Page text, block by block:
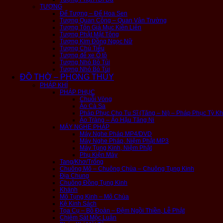
TƯỢNG
Đế Tượng – Đế Hoa Sen
Tượng Quan Công – Quan Vân Trường
Tượng Tôn Giả Mục Kiền Liên
Tượng Phật Mật Tông
Tượng Kim Đồng Ngọc Nữ
Tượng Chú Tiểu
Tượng để xe Ô tô
Tượng Nhỏ Bỏ Túi
Tượng Nhỏ Bỏ Túi
ĐỒ THỜ – PHONG THỦY
PHÁP KHÍ
PHÁP PHỤC
Chuỗi Vòng
Áo Cà Sa
Pháp Phục Cho Tu Sĩ (Tăng – Ni) – Pháp Phục Tỳ
Áo Tràng – Áo Hậu Tăng Ni
MÁY NGHE PHÁP
Máy Nghe Pháp MP4/DVD
Máy Nghe Pháp, Niệm Phật MP3
Máy Tụng Kinh, Niệm Phật
Phụ Kiện Máy
Tang/Khơ/Trống
Chuông Mõ – Chuông Chùa – Chuông Tụng Kinh
Địa Chung
Chuông Đồng Tụng Kinh
Khánh
Mõ Tụng Kinh – Mõ Chùa
Kệ Kinh Sách
Tọa Cụ – Bồ Đoàn – Đệm Ngồi Thiền, Lễ Phật
Chiêm Sát Mộc Luân